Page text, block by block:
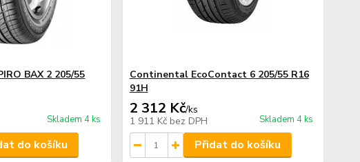
BAX 2 205/55
Skladem 4 ks
do košíku
Continental EcoContact 6 205/55 R16
91H
2 312 Kč/ks
1 911 Kč bez DPH Skladem 4 ks
Přidat do košíku